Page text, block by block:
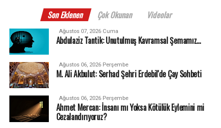
Son Eklenen Çok Okunan Videolar
Ağustos 07, 2026 Cuma
Abdulaziz Tantik: Unutulmuş Kavramsal Şemamız…
Ağustos 06, 2026 Perşembe
M. Ali Akbulut: Serhad Şehri Erdebil'de Çay Sohbeti
Ağustos 06, 2026 Perşembe
Ahmet Mercan: İnsanı mı Yoksa Kötülük Eylemini mi
Cezalandırıyoruz?